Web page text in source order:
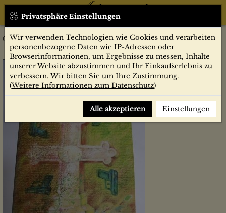
Privatsphäre Einstellungen
Wir verwenden Technologien wie Cookies und verarbeiten
personenbezogene Daten wie IP-Adressen oder
Browserinformationen, um Ergebnisse zu messen, Inhalte
unserer Website abzustimmen und Ihr Einkaufserlebnis zu
verbessern. Wir bitten Sie um Ihre Zustimmung.
(Weitere Informationen zum Datenschutz)
Alle akzeptieren Einstellungen
Belletristik Flächenbrand : Roman / Max von der Grün